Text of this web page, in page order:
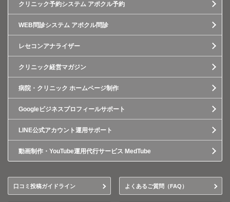
クリニック予約システム アポクル予約
WEB問診システム アポクル問診
レセコンアナライザー
クリニック経営マガジン
病院・クリニック ホームページ制作
Googleビジネスプロフィールサポート
LINE公式アカウント運用サポート
動画制作・YouTube運用代行サービス MedTube
口コミ投稿ガイドライン よくあるご質問（FAQ）